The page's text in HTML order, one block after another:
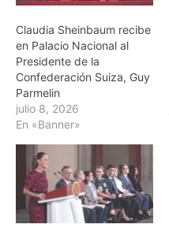
Claudia Sheinbaum recibe
en Palacio Nacional al
Presidente de la
Confederación Suiza, Guy
Parmelin
julio 8, 2026
En «Banner»